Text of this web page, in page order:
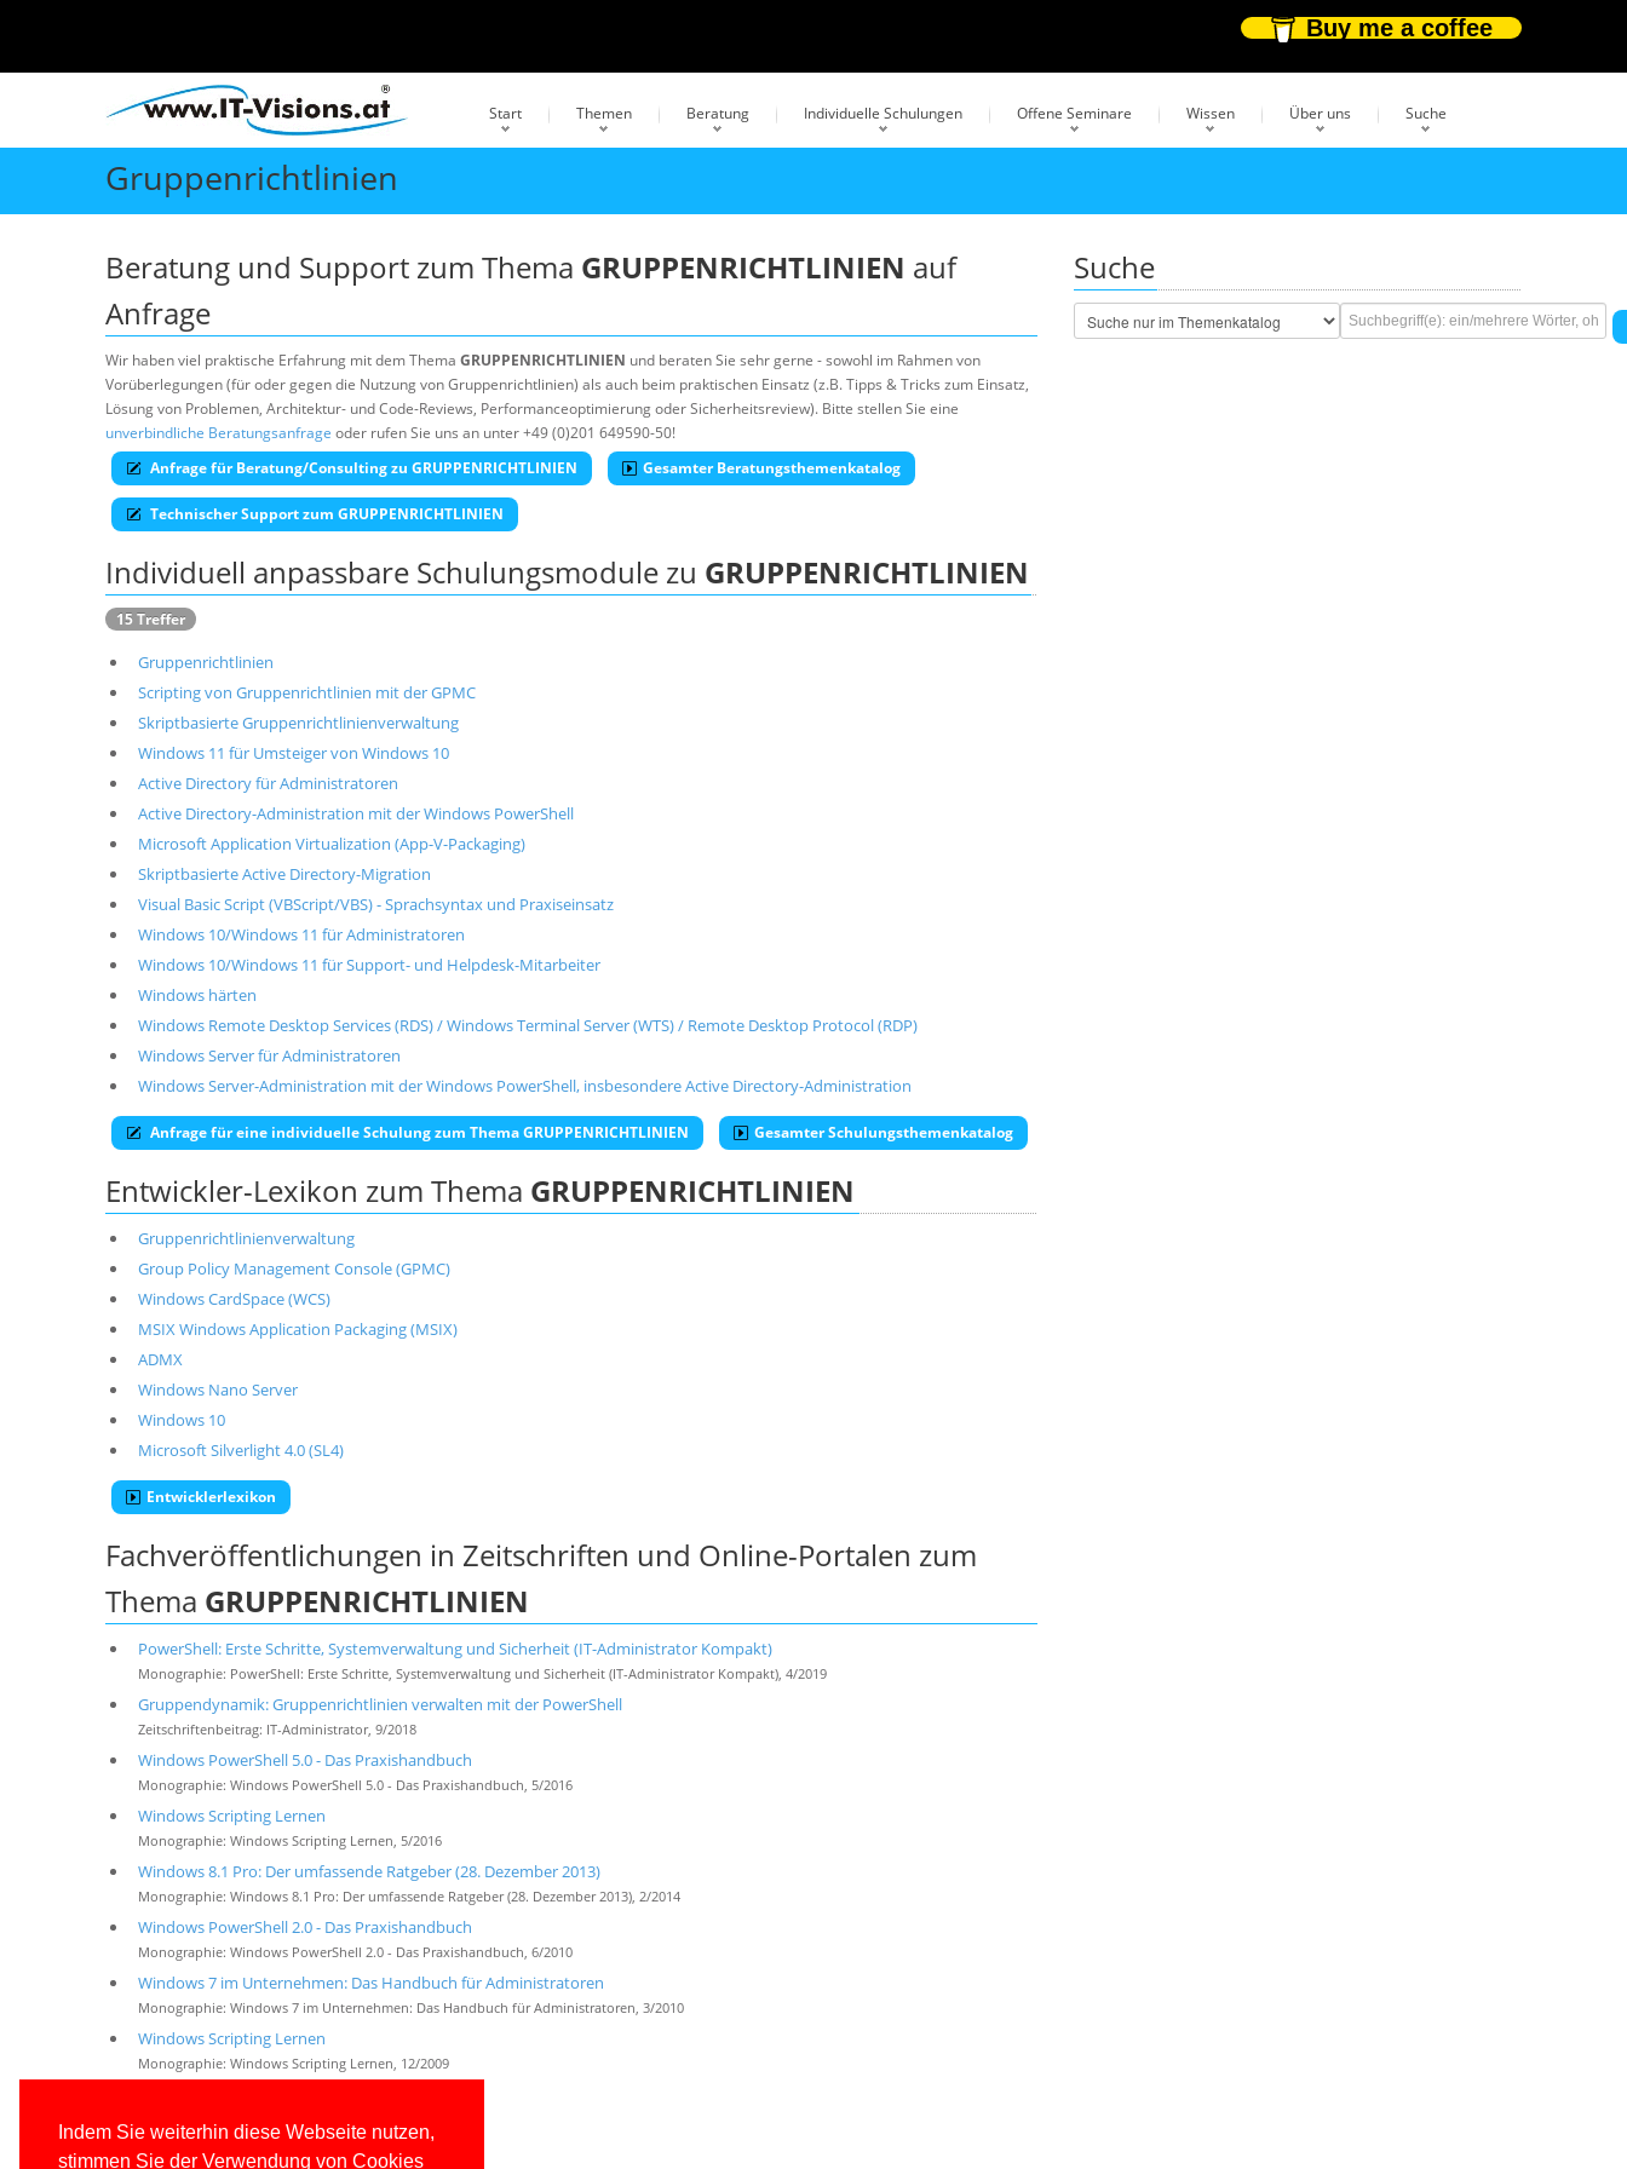
Indem Sie weiterhin diese Webseite nutzen,
stimmen Sie der Verwendung von Cookies
Buy me a coffee
Start Themen Beratung Individuelle Schulungen Offene Seminare Wissen Über uns Suche
Gruppenrichtlinien
Beratung und Support zum Thema GRUPPENRICHTLINIEN auf
Anfrage
Wir haben viel praktische Erfahrung mit dem Thema GRUPPENRICHTLINIEN und beraten Sie sehr gerne - sowohl im Rahmen von
Vorüberlegungen (für oder gegen die Nutzung von Gruppenrichtlinien) als auch beim praktischen Einsatz (z.B. Tipps & Tricks zum Einsatz,
Lösung von Problemen, Architektur- und Code-Reviews, Performanceoptimierung oder Sicherheitsreview). Bitte stellen Sie eine
unverbindliche Beratungsanfrage oder rufen Sie uns an unter +49 (0)201 649590-50!
Anfrage für Beratung/Consulting zu GRUPPENRICHTLINIEN
Gesamter Beratungsthemenkatalog
Technischer Support zum GRUPPENRICHTLINIEN
Individuell anpassbare Schulungsmodule zu GRUPPENRICHTLINIEN
15 Treffer
Gruppenrichtlinien
Scripting von Gruppenrichtlinien mit der GPMC
Skriptbasierte Gruppenrichtlinienverwaltung
Windows 11 für Umsteiger von Windows 10
Active Directory für Administratoren
Active Directory-Administration mit der Windows PowerShell
Microsoft Application Virtualization (App-V-Packaging)
Skriptbasierte Active Directory-Migration
Visual Basic Script (VBScript/VBS) - Sprachsyntax und Praxiseinsatz
Windows 10/Windows 11 für Administratoren
Windows 10/Windows 11 für Support- und Helpdesk-Mitarbeiter
Windows härten
Windows Remote Desktop Services (RDS) / Windows Terminal Server (WTS) / Remote Desktop Protocol (RDP)
Windows Server für Administratoren
Windows Server-Administration mit der Windows PowerShell, insbesondere Active Directory-Administration
Anfrage für eine individuelle Schulung zum Thema GRUPPENRICHTLINIEN Gesamter Schulungsthemenkatalog
Entwickler-Lexikon zum Thema GRUPPENRICHTLINIEN
Gruppenrichtlinienverwaltung
Group Policy Management Console (GPMC)
Windows CardSpace (WCS)
MSIX Windows Application Packaging (MSIX)
ADMX
Windows Nano Server
Windows 10
Microsoft Silverlight 4.0 (SL4)
Entwicklerlexikon
Fachveröffentlichungen in Zeitschriften und Online-Portalen zum
Thema GRUPPENRICHTLINIEN
PowerShell: Erste Schritte, Systemverwaltung und Sicherheit (IT-Administrator Kompakt)
Monographie: PowerShell: Erste Schritte, Systemverwaltung und Sicherheit (IT-Administrator Kompakt), 4/2019
Gruppendynamik: Gruppenrichtlinien verwalten mit der PowerShell
Zeitschriftenbeitrag: IT-Administrator, 9/2018
Windows PowerShell 5.0 - Das Praxishandbuch
Monographie: Windows PowerShell 5.0 - Das Praxishandbuch, 5/2016
Windows Scripting Lernen
Monographie: Windows Scripting Lernen, 5/2016
Windows 8.1 Pro: Der umfassende Ratgeber (28. Dezember 2013)
Monographie: Windows 8.1 Pro: Der umfassende Ratgeber (28. Dezember 2013), 2/2014
Windows PowerShell 2.0 - Das Praxishandbuch
Monographie: Windows PowerShell 2.0 - Das Praxishandbuch, 6/2010
Windows 7 im Unternehmen: Das Handbuch für Administratoren
Monographie: Windows 7 im Unternehmen: Das Handbuch für Administratoren, 3/2010
Windows Scripting Lernen
Monographie: Windows Scripting Lernen, 12/2009
Windows 7 für Administratoren
Suche